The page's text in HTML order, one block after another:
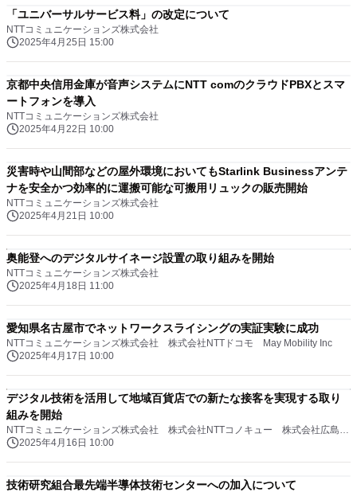
「ユニバーサルサービス料」の改定について
NTTコミュニケーションズ株式会社
2025年4月25日 15:00
京都中央信用金庫が音声システムにNTT comのクラウドPBXとスマ
ートフォンを導入
NTTコミュニケーションズ株式会社
2025年4月22日 10:00
災害時や山間部などの屋外環境においてもStarlink Businessアンテ
ナを安全かつ効率的に運搬可能な可搬用リュックの販売開始
NTTコミュニケーションズ株式会社
2025年4月21日 10:00
奥能登へのデジタルサイネージ設置の取り組みを開始
NTTコミュニケーションズ株式会社
2025年4月18日 11:00
愛知県名古屋市でネットワークスライシングの実証実験に成功
NTTコミュニケーションズ株式会社 株式会社NTTドコモ May Mobility Inc
2025年4月17日 10:00
デジタル技術を活用して地域百貨店での新たな接客を実現する取り
組みを開始
NTTコミュニケーションズ株式会社 株式会社NTTコノキュー 株式会社広島三越 株式会社岩田屋三越
2025年4月16日 10:00
技術研究組合最先端半導体技術センターへの加入について